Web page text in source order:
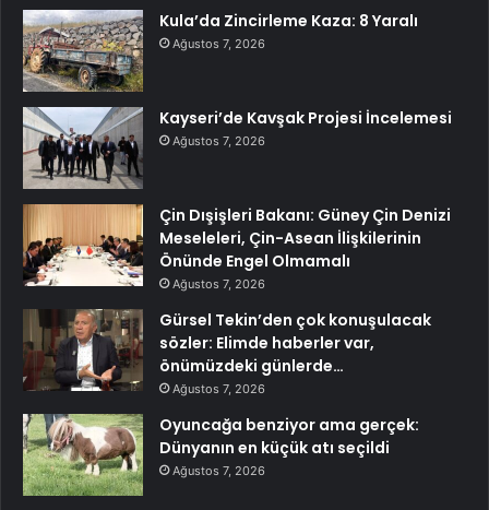
Kula’da Zincirleme Kaza: 8 Yaralı
Ağustos 7, 2026
Kayseri’de Kavşak Projesi İncelemesi
Ağustos 7, 2026
Çin Dışişleri Bakanı: Güney Çin Denizi
Meseleleri, Çin-Asean İlişkilerinin
Önünde Engel Olmamalı
Ağustos 7, 2026
Gürsel Tekin’den çok konuşulacak
sözler: Elimde haberler var,
önümüzdeki günlerde…
Ağustos 7, 2026
Oyuncağa benziyor ama gerçek:
Dünyanın en küçük atı seçildi
Ağustos 7, 2026